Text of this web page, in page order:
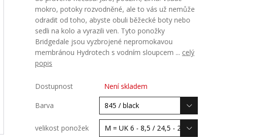
mokro, potoky rozvodněné, ale to vás už nemůže
odradit od toho, abyste obuli běžecké boty nebo
sedli na kolo a vyrazili ven. Tyto ponožky
Bridgedale jsou vyzbrojené nepromokavou
membránou Hydrotech s vodním sloupcem ... celý
popis
Dostupnost Není skladem
Barva
velikost ponožek